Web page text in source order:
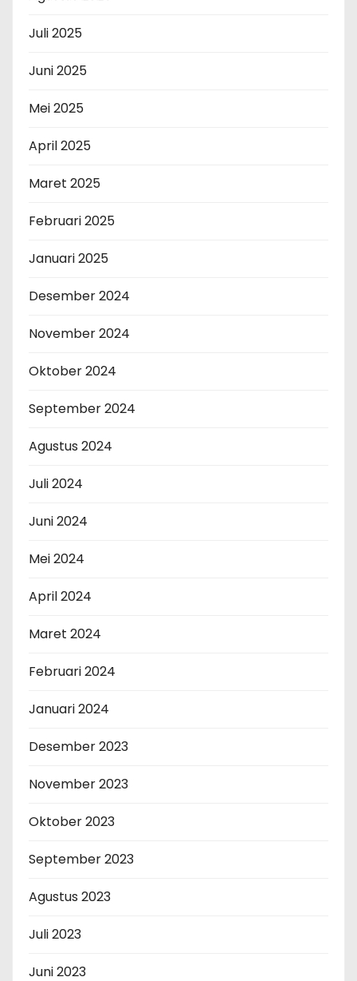
Juli 2025
Juni 2025
Mei 2025
April 2025
Maret 2025
Februari 2025
Januari 2025
Desember 2024
November 2024
Oktober 2024
September 2024
Agustus 2024
Juli 2024
Juni 2024
Mei 2024
April 2024
Maret 2024
Februari 2024
Januari 2024
Desember 2023
November 2023
Oktober 2023
September 2023
Agustus 2023
Juli 2023
Juni 2023